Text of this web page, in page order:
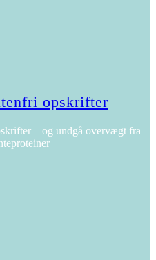
opskrifter
– og undgå overvægt fra